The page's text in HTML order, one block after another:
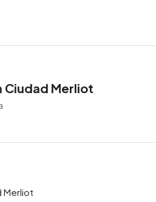
Ciudad Merliot
Merliot